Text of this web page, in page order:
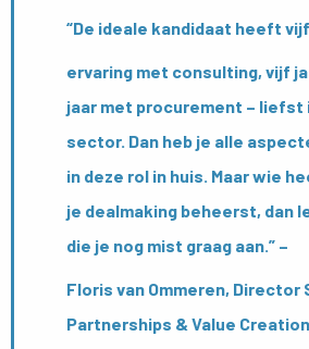
“De ideale kandidaat heeft
ervaring met consulting, vijf
jaar met procurement – liefst
sector. Dan heb je alle
in deze rol in huis. Maar wie
je dealmaking beheerst, dan
die je nog mist graag aan.” –
Floris van Ommeren,
Partnerships & Value Creation